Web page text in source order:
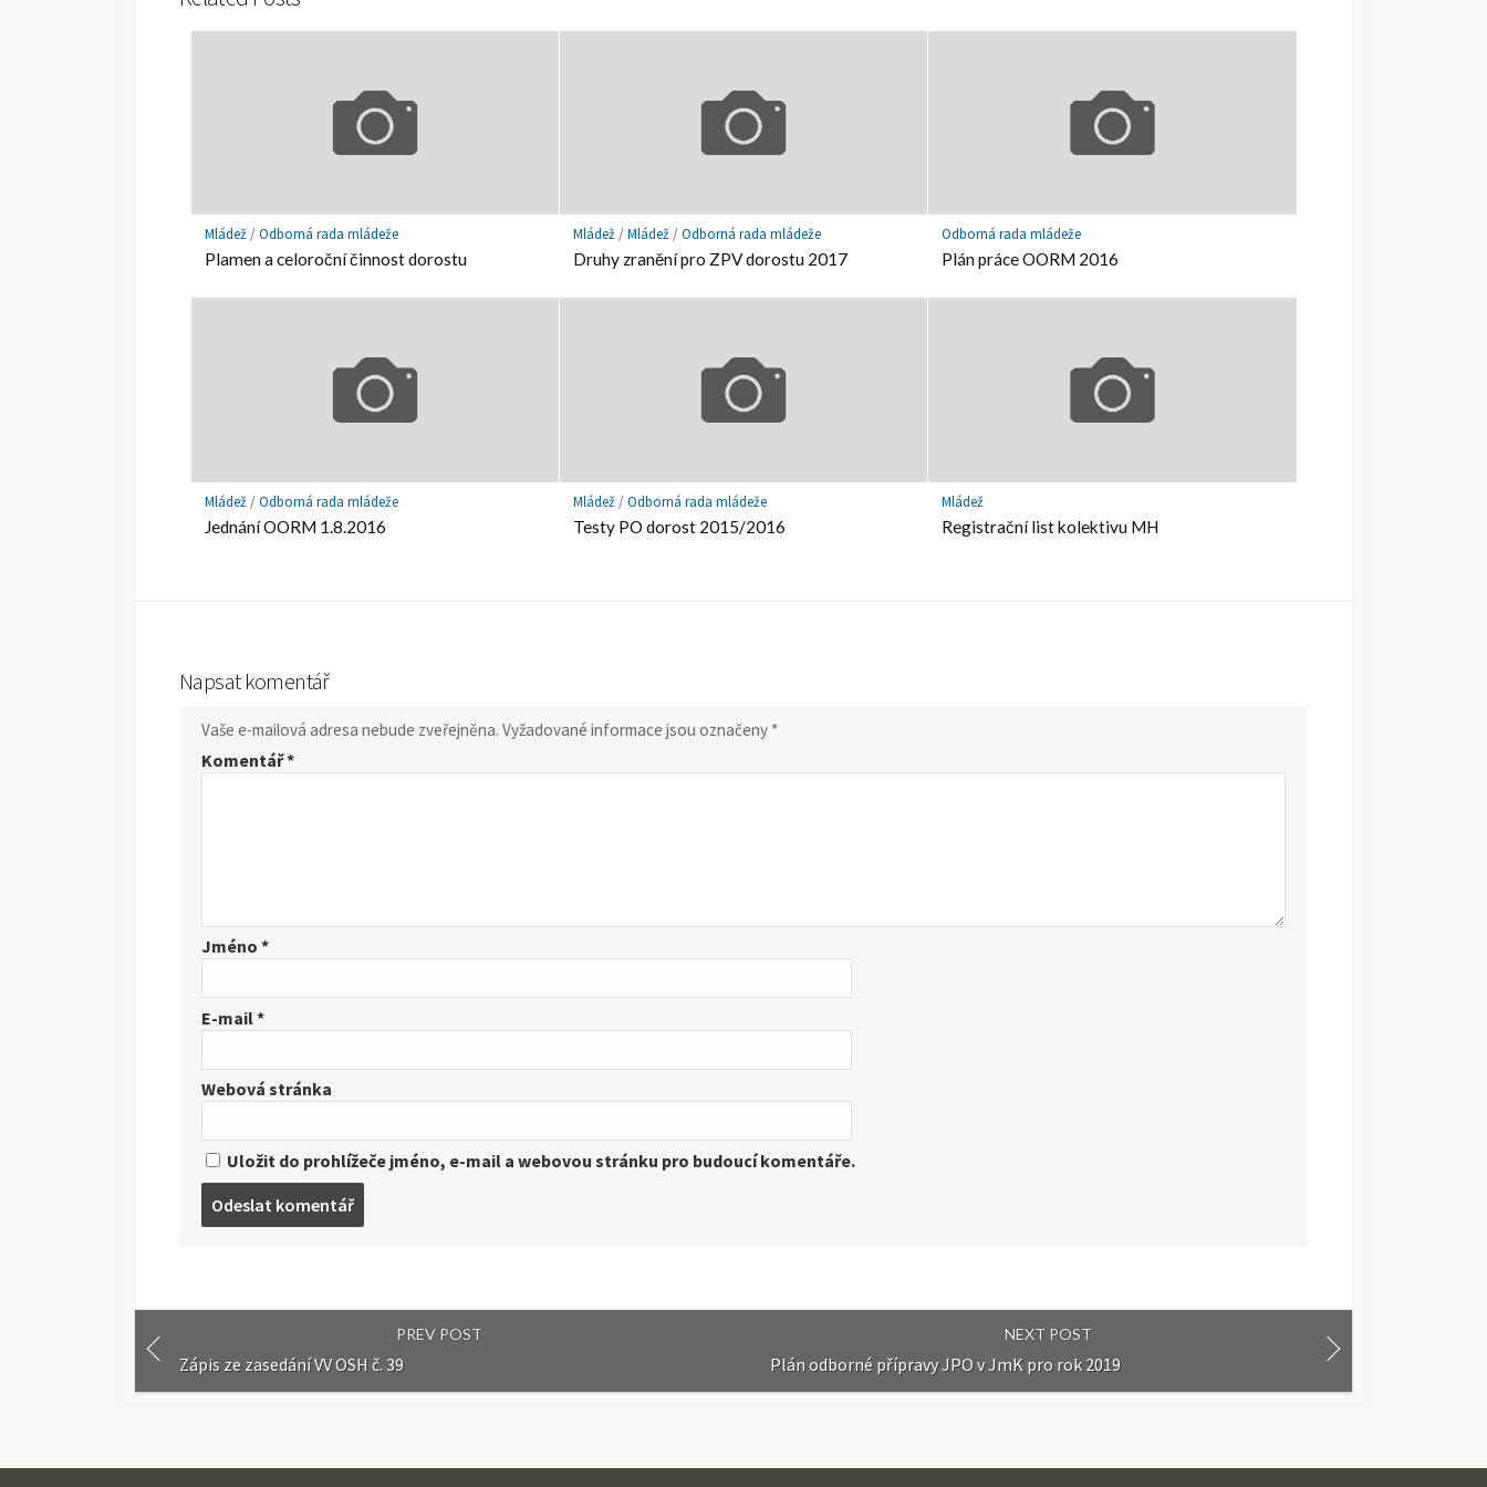
Mládež/Odborná rada mládeže
Plamen a celoroční činnost dorostu
Mládež/Mládež/Odborná rada mládeže
Druhy zranění pro ZPV dorostu 2017
Odborná rada mládeže
Plán práce OORM 2016
Mládež/Odborná rada mládeže
Jednání OORM 1.8.2016
Mládež/Odborná rada mládeže
Testy PO dorost 2015/2016
Mládež
Registrační list kolektivu MH
Napsat komentář
Vaše e-mailová adresa nebude zveřejněna. Vyžadované informace jsou označeny *
Komentář*
Jméno *
E-mail*
Webová stránka
Uložit do prohlížeče jméno, e-mail a webovou stránku pro budoucí komentáře.
PREV POST
Zápis ze zasedání VV OSH č. 39
NEXT POST
Plán odborné přípravy JPO v JmK pro rok 2019